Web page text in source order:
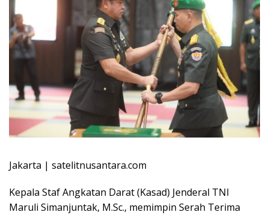
Jakarta | satelitnusantara.com
Kepala Staf Angkatan Darat (Kasad) Jenderal TNI
Maruli Simanjuntak, M.Sc., memimpin Serah Terima